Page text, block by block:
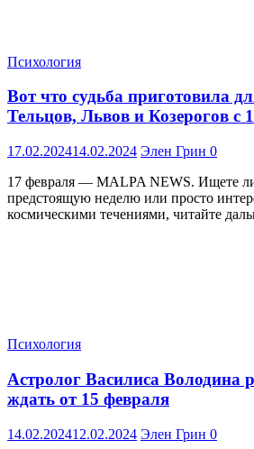
Психология
Вот что судьба приготовила
Тельцов, Львов и Козерогов с
17.02.202414.02.2024 Элен Грин 0
17 февраля — MALPA NEWS. Ищете
предстоящую неделю или просто
космическими течениями, читайте
Психология
Астролог Василиса Володина
ждать от 15 февраля
14.02.202412.02.2024 Элен Грин 0